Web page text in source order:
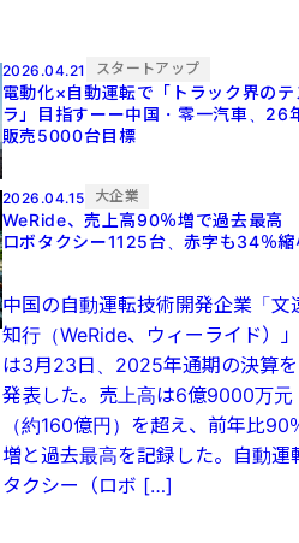
2026.04.21 スタートアップ
電動化×自動運転で「トラック界のテ
ラ」目指すーー中国・零一汽車、26
販売5000台目標
2026.04.15 大企業
WeRide、売上高90％増で過去最
ロボタクシー1125台、赤字も34％縮
中国の自動運転技術開発企業「文
知行（WeRide、ウィーライド）」
は3月23日、2025年通期の決算を
発表した。売上高は6億9000万元
（約160億円）を超え、前年比90
増と過去最高を記録した。自動運
タクシー（ロボ […]